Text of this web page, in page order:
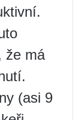
že má
(asi 9